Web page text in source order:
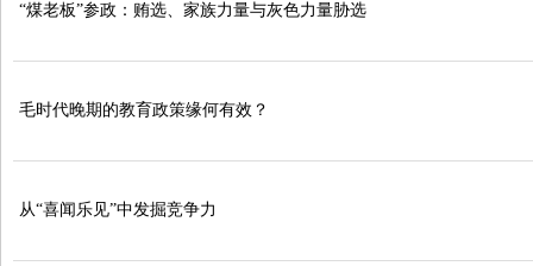
“煤老板”参政：贿选、家族力量与灰色力量胁选
毛时代晚期的教育政策缘何有效？
从“喜闻乐见”中发掘竞争力